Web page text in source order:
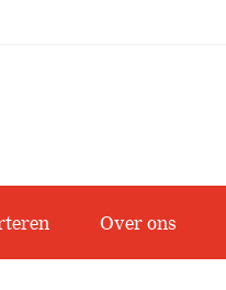
Over ons